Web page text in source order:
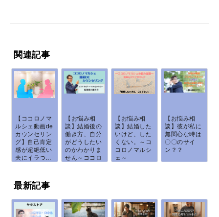
関連記事
【ココロノマ
ルシェ動画de
カウンセリン
グ】自己肯定
感が超絶低い
夫にイラつ...
【お悩み相
談】結婚後の
働き方、自分
がどうしたい
のかわかりま
せん～ココロ
ノ...
【お悩み相
談】結婚した
いけど、した
くない。～コ
コロノマルシ
ェ～
【お悩み相
談】彼が私に
無関心な時は
〇〇のサイ
ン？？
最新記事